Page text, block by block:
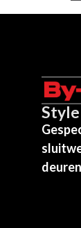
deuren